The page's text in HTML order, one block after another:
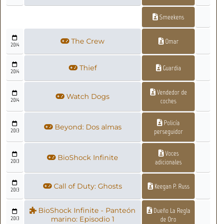
Smeekens
2014 The Crew Omar
2014 Thief Guardia
2014 Watch Dogs
Vendedor de
coches
2013 Beyond: Dos almas
Policía
perseguidor
2013 BioShock Infinite
Voces
adicionales
2013 Call of Duty: Ghosts Keegan P. Russ
2013
BioShock Infinite - Panteón
marino: Episodio 1
Dueño La Regla
de Oro